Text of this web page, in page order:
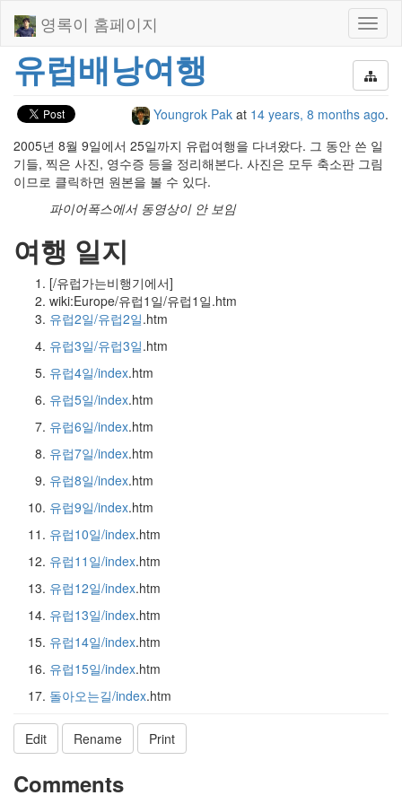
영록이 홈페이지
유럽배낭여행
Youngrok Pak at 14 years, 8 months ago.
2005년 8월 9일에서 25일까지 유럽여행을 다녀왔다. 그 동안 쓴 일
기들, 찍은 사진, 영수증 등을 정리해본다. 사진은 모두 축소판 그림
이므로 클릭하면 원본을 볼 수 있다.
파이어폭스에서 동영상이 안 보임
여행 일지
[/유럽가는비행기에서]
wiki:Europe/유럽1일/유럽1일.htm
유럽2일/유럽2일.htm
유럽3일/유럽3일.htm
유럽4일/index.htm
유럽5일/index.htm
유럽6일/index.htm
유럽7일/index.htm
유럽8일/index.htm
유럽9일/index.htm
유럽10일/index.htm
유럽11일/index.htm
유럽12일/index.htm
유럽13일/index.htm
유럽14일/index.htm
유럽15일/index.htm
돌아오는길/index.htm
Edit Rename Print
Comments